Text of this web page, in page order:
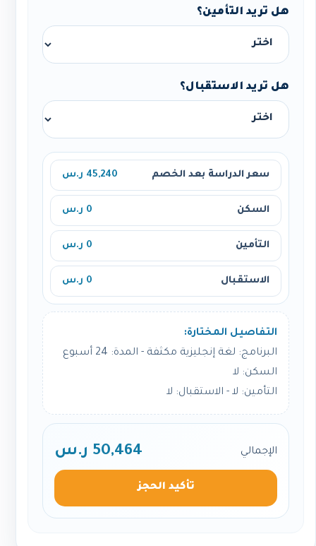
هل تريد التأمين؟
هل تريد الاستقبال؟
سعر الدراسة بعد الخصم 45,240 ر.س
السكن 0 ر.س
التأمين 0 ر.س
الاستقبال 0 ر.س
التفاصيل المختارة:
البرنامج: لغة إنجليزية مكثفة - المدة: 24 أسبوع
السكن: لا
التأمين: لا - الاستقبال: لا
الإجمالي 50,464 ر.س
تأكيد الحجز